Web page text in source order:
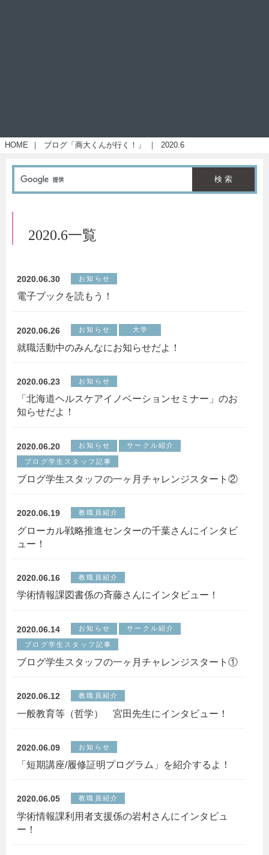
HOME ｜ ブログ「商大くんが行く！」 ｜ 2020.6
2020.6一覧
2020.06.30 お知らせ
電子ブックを読もう！
2020.06.26 お知らせ 大学
就職活動中のみんなにお知らせだよ！
2020.06.23 お知らせ
「北海道ヘルスケアイノベーションセミナー」のお
知らせだよ！
2020.06.20 お知らせ サークル紹介
ブログ学生スタッフ記事
ブログ学生スタッフの一ヶ月チャレンジスタート②
2020.06.19 教職員紹介
グローカル戦略推進センターの千葉さんにインタビ
ュー！
2020.06.16 教職員紹介
学術情報課図書係の斉藤さんにインタビュー！
2020.06.14 お知らせ サークル紹介
ブログ学生スタッフ記事
ブログ学生スタッフの一ヶ月チャレンジスタート①
2020.06.12 教職員紹介
一般教育等（哲学） 宮田先生にインタビュー！
2020.06.09 お知らせ
「短期講座/履修証明プログラム」を紹介するよ！
2020.06.05 教職員紹介
学術情報課利用者支援係の岩村さんにインタビュ
ー！